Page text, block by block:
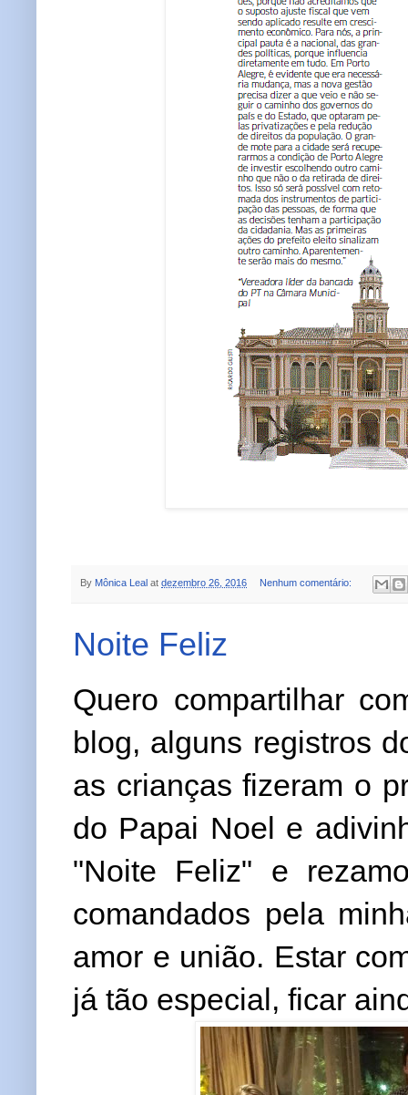
By Mônica Leal at dezembro 26, 2016 Nenhum comentário:
Noite Feliz
Quero compartilhar
blog, alguns registros
as crianças fizeram o
do Papai Noel e
"Noite Feliz" e
comandados pela
amor e união. Estar
já tão especial, ficar